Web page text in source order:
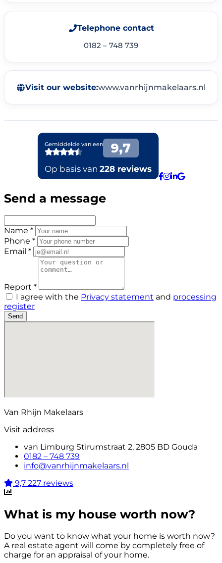
Telephone contact
0182 – 748 739
Visit our website:www.vanrhijnmakelaars.nl
Send a message
Name *
Phone *
Email *
Report *
I agree with the Privacy statement and processing
register
Send
Van Rhijn Makelaars
Visit address
van Limburg Stirumstraat 2, 2805 BD Gouda
0182 – 748 739
info@vanrhijnmakelaars.nl
9,7 227 reviews
What is my house worth now?
Do you want to know what your home is worth now?
A real estate agent will come by completely free of
charge for an appraisal of your home.